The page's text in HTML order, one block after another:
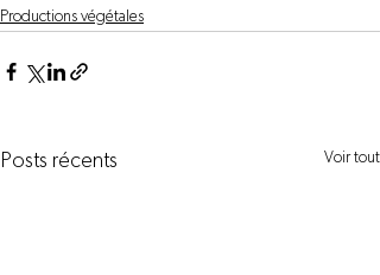
Productions végétales
Posts récents Voir tout